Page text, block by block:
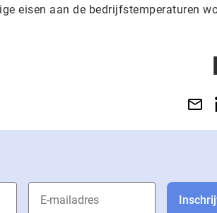
eisen aan de bedrijfstemperaturen